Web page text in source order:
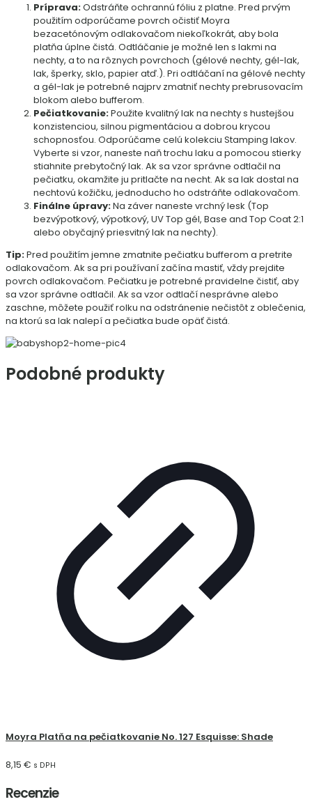
Príprava:Odstráňte ochrannú fóliu z platne. Pred prvým
použitím odporúčame povrch očistiť Moyra
bezacetónovým odlakovačom niekoľkokrát, aby bola
platňa úplne čistá. Odtláčanie je možné len s lakmi na
nechty, a to na rôznych povrchoch (gélové nechty, gél-lak,
lak, šperky, sklo, papier atď.). Pri odtláčaní na gélové nechty
a gél-lak je potrebné najprv zmatniť nechty prebrusovacím
blokom alebo bufferom.
Pečiatkovanie:Použite kvalitný lak na nechty s hustejšou
konzistenciou, silnou pigmentáciou a dobrou krycou
schopnosťou. Odporúčame celú kolekciu Stamping lakov.
Vyberte si vzor, naneste naň trochu laku a pomocou stierky
stiahnite prebytočný lak. Ak sa vzor správne odtlačil na
pečiatku, okamžite ju pritlačte na necht. Ak sa lak dostal na
nechtovú kožičku, jednoducho ho odstráňte odlakovačom.
Finálne úpravy:Na záver naneste vrchný lesk (Top
bezvýpotkový, výpotkový, UV Top gél, Base and Top Coat 2:1
alebo obyčajný priesvitný lak na nechty).
Tip:Pred použitím jemne zmatnite pečiatku bufferom a pretrite
odlakovačom. Ak sa pri používaní začína mastiť, vždy prejdite
povrch odlakovačom. Pečiatku je potrebné pravidelne čistiť, aby
sa vzor správne odtlačil. Ak sa vzor odtlačí nesprávne alebo
zaschne, môžete použiť rolku na odstránenie nečistôt z oblečenia,
na ktorú sa lak nalepí a pečiatka bude opäť čistá.
Podobné produkty
Moyra Platňa na pečiatkovanie No. 127 Esquisse: Shade
8,15 € s DPH
Recenzie